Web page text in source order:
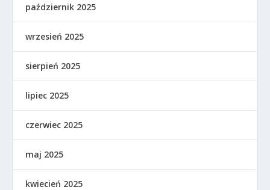
październik 2025
wrzesień 2025
sierpień 2025
lipiec 2025
czerwiec 2025
maj 2025
kwiecień 2025